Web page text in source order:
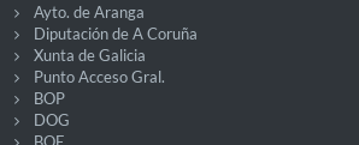
Ayto. de Aranga
Diputación de A Coruña
Xunta de Galicia
Punto Acceso Gral.
BOP
DOG
BOE